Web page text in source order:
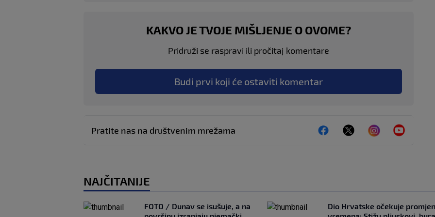
KAKVO JE TVOJE MIŠLJENJE O OVOME?
Pridruži se raspravi ili pročitaj komentare
Budi prvi koji će ostaviti komentar
Pratite nas na društvenim mrežama
NAJČITANIJE
FOTO / Dunav se isušuje, a na
Dio Hrvatske očekuje